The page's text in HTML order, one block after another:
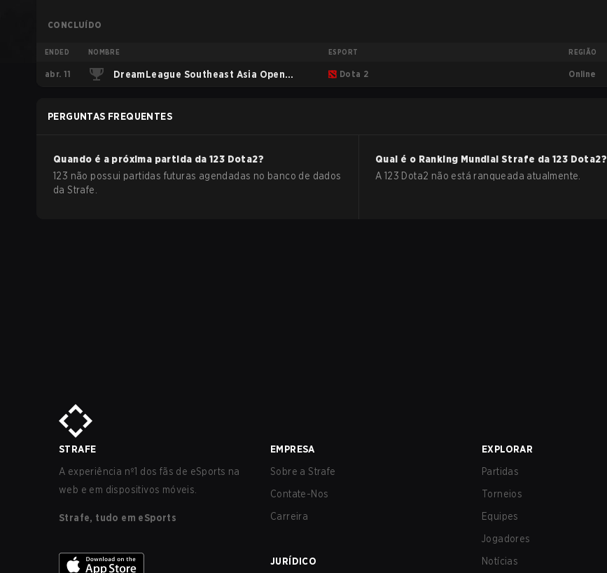
CONCLUÍDO
ENDED NOMBRE ESPORT REGIÃO
abr. 11 DreamLeague Southeast Asia Open Dota 2 Online
PERGUNTAS FREQUENTES
Quando é a próxima partida da 123 Dota2?
123 não possui partidas futuras agendadas no banco de dados
da Strafe.
Qual é o Ranking Mundial Strafe da 123 Dota2?
A 123 Dota2 não está ranqueada atualmente.
STRAFE
A experiência nº1 dos fãs de eSports na
web e em dispositivos móveis.
Strafe, tudo em eSports
EMPRESA
Sobre a Strafe
Contate-Nos
Carreira
JURÍDICO
EXPLORAR
Partidas
Torneios
Equipes
Jogadores
Notícias